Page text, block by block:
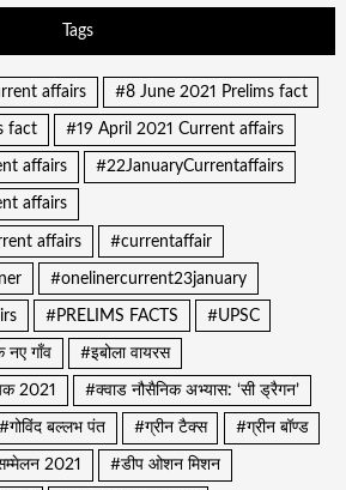
Tags
affairs #8 June 2021 Prelims fact
fact #19 April 2021 Current affairs
affairs #22JanuaryCurrentaffairs
affairs
affairs #currentaffair
#onelinercurrent23january
#PRELIMS FACTS #UPSC
गाँव #इबोला वायरस
2021 #क्वाड नौसैनिक अभ्यास: ‘सी ड्रैगन’
#गोविंद बल्लभ पंत #ग्रीन टैक्स #ग्रीन बॉण्ड
2021 #डीप ओशन मिशन